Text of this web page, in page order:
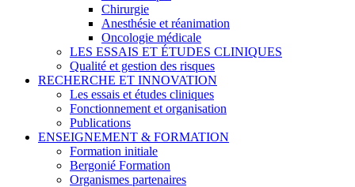
Chirurgie
Anesthésie et réanimation
Oncologie médicale
LES ESSAIS ET ÉTUDES CLINIQUES
Qualité et gestion des risques
RECHERCHE ET INNOVATION
Les essais et études cliniques
Fonctionnement et organisation
Publications
ENSEIGNEMENT & FORMATION
Formation initiale
Bergonié Formation
Organismes partenaires